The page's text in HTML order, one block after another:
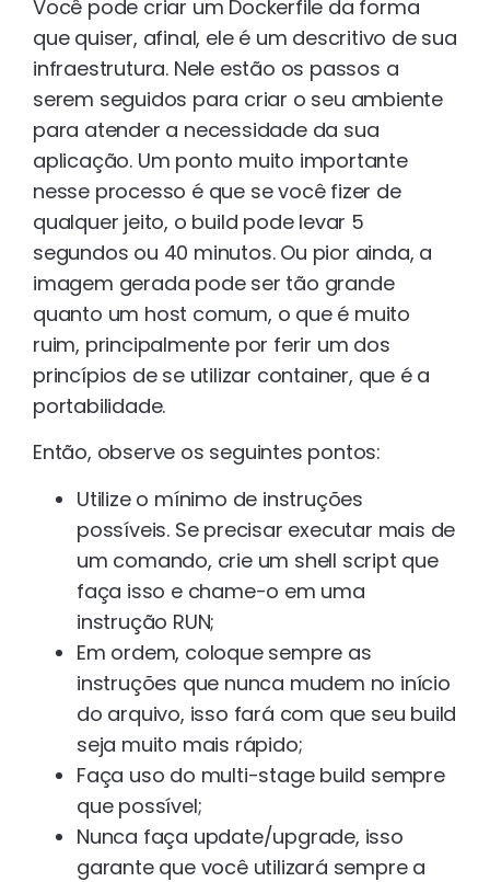
Você pode criar um Dockerfile da forma
que quiser, afinal, ele é um descritivo de sua
infraestrutura. Nele estão os passos a
serem seguidos para criar o seu ambiente
para atender a necessidade da sua
aplicação. Um ponto muito importante
nesse processo é que se você fizer de
qualquer jeito, o build pode levar 5
segundos ou 40 minutos. Ou pior ainda, a
imagem gerada pode ser tão grande
quanto um host comum, o que é muito
ruim, principalmente por ferir um dos
princípios de se utilizar container, que é a
portabilidade.
Então, observe os seguintes pontos:
Utilize o mínimo de instruções
possíveis. Se precisar executar mais de
um comando, crie um shell script que
faça isso e chame-o em uma
instrução RUN;
Em ordem, coloque sempre as
instruções que nunca mudem no início
do arquivo, isso fará com que seu build
seja muito mais rápido;
Faça uso do multi-stage build sempre
que possível;
Nunca faça update/upgrade, isso
garante que você utilizará sempre a